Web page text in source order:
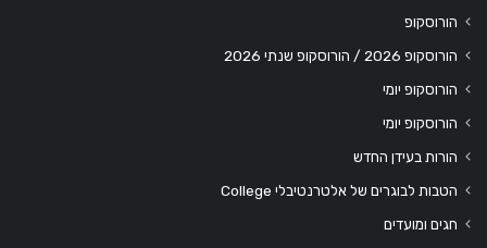
הורוסקופ
הורוסקופ 2026 / הורוסקופ שנתי 2026
הורוסקופ יומי
הורוסקופ יומי
הורות בעידן החדש
הטבות לבוגרים של אלטרנטיבלי College
חגים ומועדים